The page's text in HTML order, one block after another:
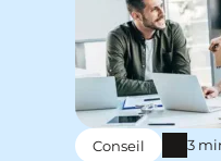
Conseil 3